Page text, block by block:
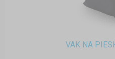
VAK NA